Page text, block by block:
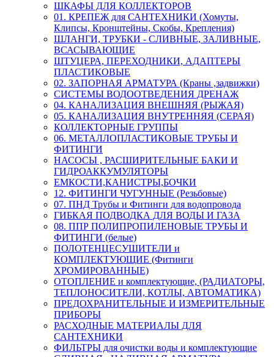
ШКАФЫ ДЛЯ КОЛЛЕКТОРОВ
01. КРЕПЕЖ для САНТЕХНИКИ (Хомуты,
Клипсы, Кронштейны, Скобы, Крепления)
ШЛАНГИ, ТРУБКИ - СЛИВНЫЕ, ЗАЛИВНЫЕ,
ВСАСЫВАЮЩИЕ
ШТУЦЕРА, ПЕРЕХОДНИКИ, АДАПТЕРЫ
ПЛАСТИКОВЫЕ
02. ЗАПОРНАЯ АРМАТУРА (Краны ,задвижки)
СИСТЕМЫ ВОДООТВЕДЕНИЯ ДРЕНАЖ
04. КАНАЛИЗАЦИЯ ВНЕШНЯЯ (РЫЖАЯ)
05. КАНАЛИЗАЦИЯ ВНУТРЕННЯЯ (СЕРАЯ)
КОЛЛЕКТОРНЫЕ ГРУППЫ
06. МЕТАЛЛОПЛАСТИКОВЫЕ ТРУБЫ И
ФИТИНГИ
НАСОСЫ , РАСШИРИТЕЛЬНЫЕ БАКИ И
ГИДРОАККУМУЛЯТОРЫ
ЕМКОСТИ,КАНИСТРЫ,БОЧКИ
12. ФИТИНГИ ЧУГУННЫЕ (Резьбовые)
07. ПНД Трубы и Фитинги для водопровода
ГИБКАЯ ПОДВОДКА ДЛЯ ВОДЫ И ГАЗА
08. ППР ПОЛИПРОПИЛЕНОВЫЕ ТРУБЫ И
ФИТИНГИ (белые)
ПОЛОТЕНЦЕСУШИТЕЛИ и
КОМПЛЕКТУЮЩИЕ (Фитинги
ХРОМИРОВАННЫЕ)
ОТОПЛЕНИЕ и комплектующие, (РАДИАТОРЫ,
ТЕПЛОНОСИТЕЛИ, КОТЛЫ, АВТОМАТИКА)
ПРЕДОХРАНИТЕЛЬНЫЕ И ИЗМЕРИТЕЛЬНЫЕ
ПРИБОРЫ
РАСХОДНЫЕ МАТЕРИАЛЫ ДЛЯ
САНТЕХНИКИ
ФИЛЬТРЫ для очистки воды и комплектующие